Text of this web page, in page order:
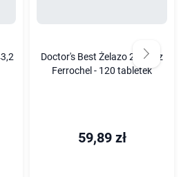
Doctor's Best Żelazo 27 mg z
Ferrochel - 120 tabletek
59,89 zł